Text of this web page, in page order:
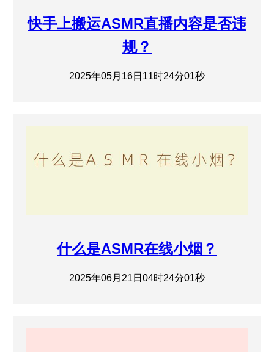
快手上搬运ASMR直播内容是否违
规？
2025年05月16日11时24分01秒
什么是ASMR在线小烟？
2025年06月21日04时24分01秒